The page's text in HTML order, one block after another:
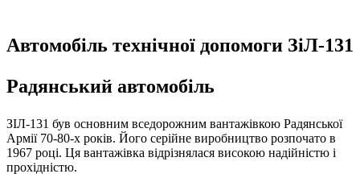
Автомобіль технічної допомоги ЗіЛ-131
Радянський автомобіль
ЗІЛ-131 був основним вседорожним вантажівкою Радянської
Армії 70-80-х років. Його серійне виробництво розпочато в
1967 році. Ця вантажівка відрізнялася високою надійністю і
прохідністю.